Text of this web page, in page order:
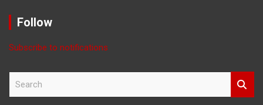
Month
Follow
Subscribe to notifications